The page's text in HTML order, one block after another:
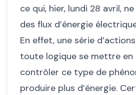
ce qui, hier, lundi 28 avril,
des flux d’énergie
En effet, une série
toute logique se mettre en
contrôler ce type de
produire plus d’énergie.